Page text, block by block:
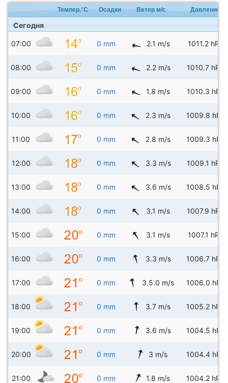
Темпер.°C Осадки Ветер м/с Давление
Сегодня
07:00 0 mm 2.1 m/s 1011.2 hPa
08:00 0 mm 2.2 m/s 1010.7 hPa
09:00 0 mm 1.8 m/s 1010.3 hPa
10:00 0 mm 2.3 m/s 1009.8 hPa
11:00 0 mm 2.8 m/s 1009.3 hPa
12:00 0 mm 3.3 m/s 1009.1 hPa
13:00 0 mm 3.6 m/s 1008.5 hPa
14:00 0 mm 3.1 m/s 1007.9 hPa
15:00 0 mm 3.1 m/s 1007.1 hPa
16:00 0 mm 3.3 m/s 1006.7 hPa
17:00 0 mm 3.5.0 m/s 1006.0 hPa
18:00 0 mm 3.7 m/s 1005.2 hPa
19:00 0 mm 3.6 m/s 1004.5 hPa
20:00 0 mm 3 m/s 1004.4 hPa
21:00 0 mm 1.8 m/s 1004.2 hPa